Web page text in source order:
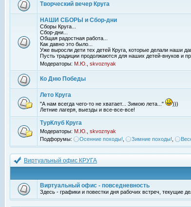
Творческий вечер Круга
НАШИ СБОРЫ и Сбор-дни
Сборы Круга...
Сбор-дни...
Общая радостная работа...
Как давно это было...
Уже выросли дети тех детей Круга, которые делали наши
Пусть традиции продолжаются для наших детей-внуков и
Модераторы: М.Ю. skvoznyak
Ко Дню Победы
Лето Круга
"А нам всегда чего-то не хватает... Зимою лета..."
)))
Летние лагеря, выезды и все-все-все!
ТурКлуб Круга
Модераторы: М.Ю.
skvoznyak
Подфорумы:
Осенние походы! Зимние походы!
Виртуальный офис КРУГА
Виртуальный офис - повседневность
Здесь - графики и повестки дня рабочих встреч, текущие